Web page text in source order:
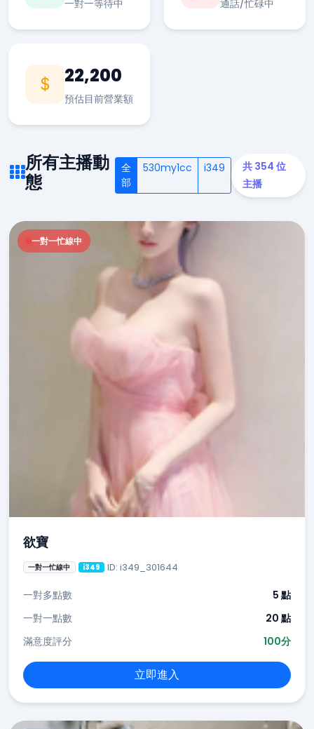
一對一等待中 通話/忙碌中
22,200
預估目前營業額
所有主播動
態
全
部
530my1cc i349
共 354 位
主播
一對一忙線中
欲寶
一對一忙線中 i349 ID: i349_301644
一對多點數
5 點
一對一點數
20 點
滿意度評分
100分
立即進入